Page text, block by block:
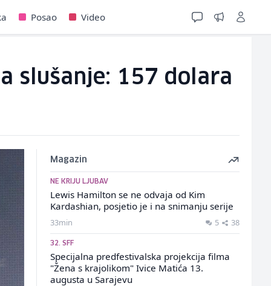
Posao Video
slušanje: 157 dolara
Magazin
NE KRIJU LJUBAV
Lewis Hamilton se ne odvaja od Kim
Kardashian, posjetio je i na snimanju serije
33min 5 38
32. SFF
Specijalna predfestivalska projekcija filma
"Žena s krajolikom" Ivice Matića 13.
augusta u Sarajevu